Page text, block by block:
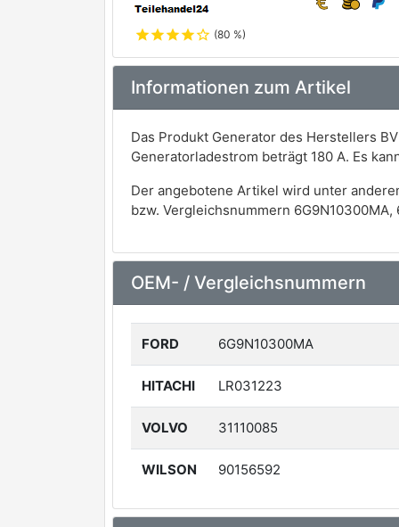
starstarstarstarstar_outline (80 %)
Informationen zum Artikel
Das Produkt Generator des Herstellers
Generatorladestrom beträgt 180 A. Es
Der angebotene Artikel wird unter
bzw. Vergleichsnummern
OEM- / Vergleichsnummern
FORD 6G9N10300MA
HITACHI LR031223
VOLVO 31110085
WILSON 90156592